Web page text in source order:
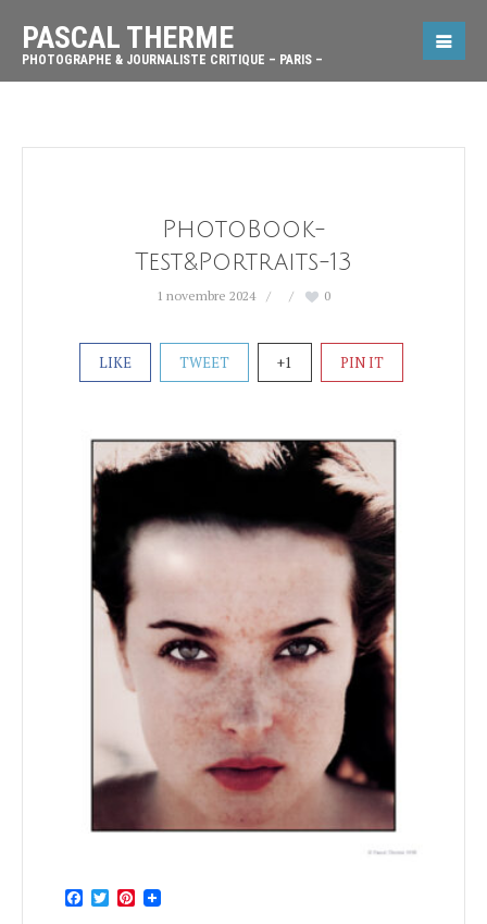
PASCAL THERME
PHOTOGRAPHE & JOURNALISTE CRITIQUE – PARIS –
PhotoBook-
Test&Portraits-13
1 novembre 2024 0
LIKE TWEET +1 PIN IT
Facebook
TwitterPinterest